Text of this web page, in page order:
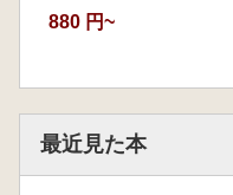
880 円~
最近見た本